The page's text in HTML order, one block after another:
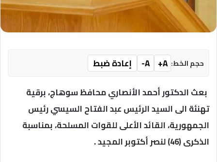
حجم الخط: A+
A-
إعادة ضبط
بعث الدكتور أحمد الأنصاري محافظ سوهاج، برقية
تهنئة الى السيد الرئيس عبد الفتاح السيسي رئيس
الجمهورية، القائد الأعلى للقوات المسلحة، بمناسبة
الذكرى (46) لنصر أكتوبر المجيد .